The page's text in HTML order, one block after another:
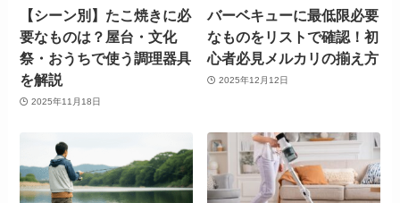
【シーン別】たこ焼きに必
要なものは？屋台・文化
祭・おうちで使う調理器具
を解説
2025年11月18日
バーベキューに最低限必要
なものをリストで確認！初
心者必見メルカリの揃え方
2025年12月12日